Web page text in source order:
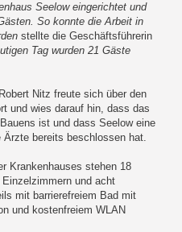
Seelow eingerichtet und
So konnte die Arbeit in
stellte die Geschäftsführerin
Tag wurden 21 Gäste
Nitz freute sich über den
und wies darauf hin, dass das
ist und dass Seelow eine
bereits beschlossen hat.
Krankenhauses stehen 18
und acht
mit barrierefreiem Bad mit
und kostenfreiem WLAN